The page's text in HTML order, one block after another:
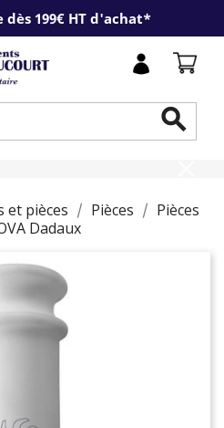
199€ HT d'achat*

et pièces Pièces
Pièces
Dadaux